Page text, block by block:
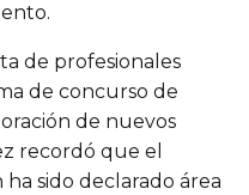
de profesionales
de concurso de
de nuevos
recordó que el
sido declarado área